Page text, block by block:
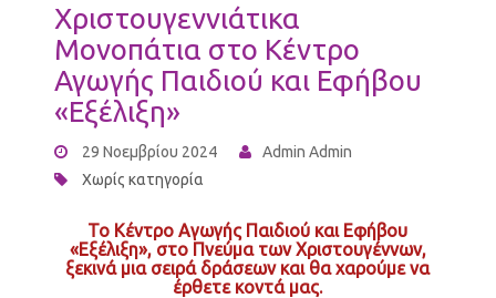
Χριστουγεννιάτικα
Μονοπάτια στο Κέντρο
Αγωγής Παιδιού και Εφήβου
«Εξέλιξη»
29 Νοεμβρίου 2024
Admin Admin
Χωρίς κατηγορία
Το Κέντρο Αγωγής Παιδιού και Εφήβου
«Εξέλιξη», στο Πνεύμα των Χριστουγέννων,
ξεκινά μια σειρά δράσεων και θα χαρούμε να
έρθετε κοντά μας.